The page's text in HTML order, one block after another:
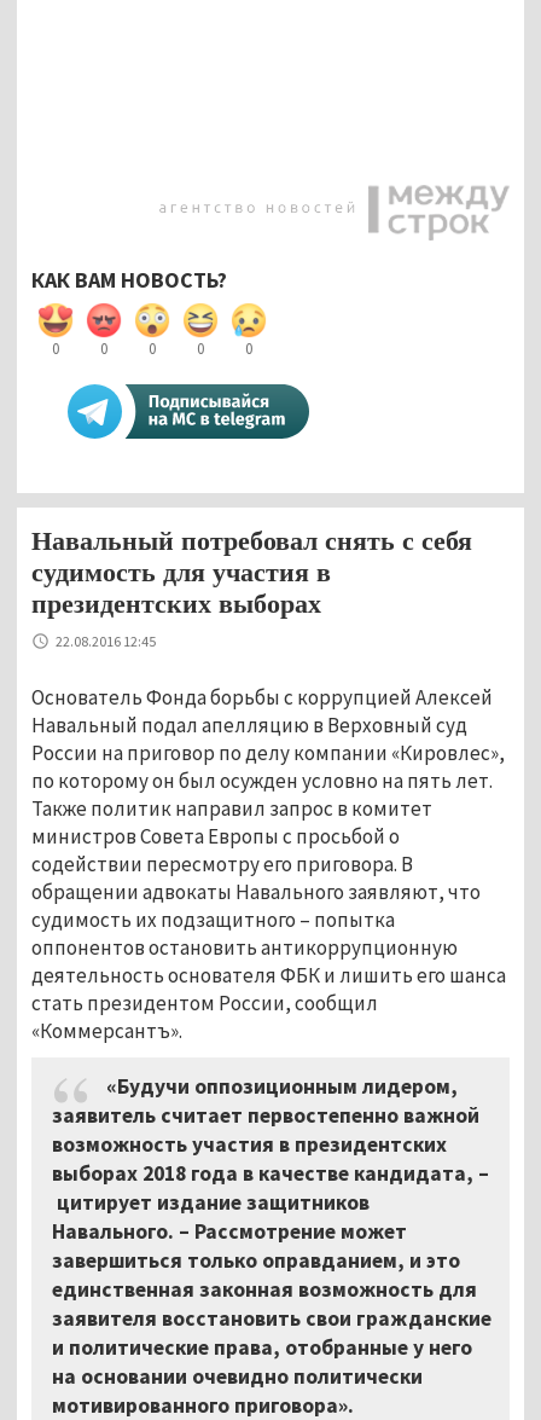
КАК ВАМ НОВОСТЬ?
0 0 0 0 0
Навальный потребовал снять с себя
судимость для участия в
президентских выборах
22.08.2016 12:45
Основатель Фонда борьбы с коррупцией Алексей
Навальный подал апелляцию в Верховный суд
России на приговор по делу компании «Кировлес»,
по которому он был осужден условно на пять лет.
Также политик направил запрос в комитет
министров Совета Европы с просьбой о
содействии пересмотру его приговора. В
обращении адвокаты Навального заявляют, что
судимость их подзащитного – попытка
оппонентов остановить антикоррупционную
деятельность основателя ФБК и лишить его шанса
стать президентом России, сообщил
«Коммерсантъ».
«Будучи оппозиционным лидером,
заявитель считает первостепенно важной
возможность участия в президентских
выборах 2018 года в качестве кандидата, –
цитирует издание защитников
Навального. – Рассмотрение может
завершиться только оправданием, и это
единственная законная возможность для
заявителя восстановить свои гражданские
и политические права, отобранные у него
на основании очевидно политически
мотивированного приговора».